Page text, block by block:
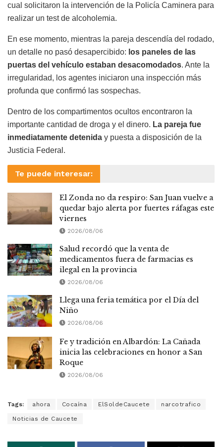
cual solicitaron la intervención de la Policía Caminera para
realizar un test de alcoholemia.
En ese momento, mientras la pareja descendía del rodado,
un detalle no pasó desapercibido: los paneles de las
puertas del vehículo estaban desacomodados. Ante la
irregularidad, los agentes iniciaron una inspección más
profunda que confirmó las sospechas.
Dentro de los compartimentos ocultos encontraron la
importante cantidad de droga y el dinero. La pareja fue
inmediatamente detenida y puesta a disposición de la
Justicia Federal.
Te puede interesar:
El Zonda no da respiro: San Juan vuelve a
quedar bajo alerta por fuertes ráfagas este
viernes
2026/08/06
Salud recordó que la venta de
medicamentos fuera de farmacias es
ilegal en la provincia
2026/08/06
Llega una feria temática por el Día del
Niño
2026/08/06
Fe y tradición en Albardón: La Cañada
inicia las celebraciones en honor a San
Roque
2026/08/06
Tags: ahora Cocaína ElSoldeCaucete narcotrafico
Noticias de Caucete